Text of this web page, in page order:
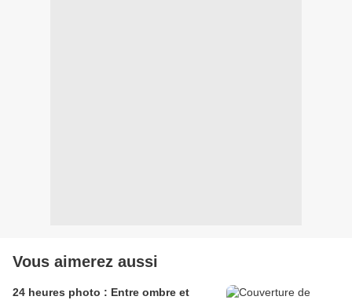
Vous aimerez aussi
24 heures photo : Entre ombre et